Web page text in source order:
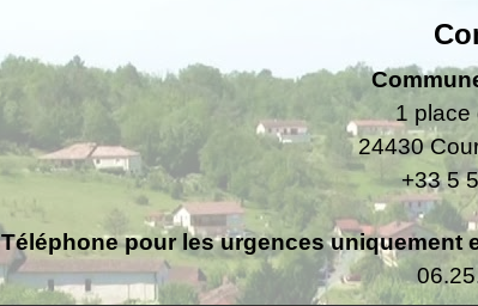
1 place
24430
+33 5
Téléphone pour les urgences uniquement